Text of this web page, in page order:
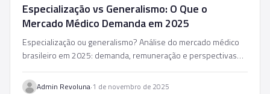
Especialização vs Generalismo: O Que o
Mercado Médico Demanda em 2025
Especialização ou generalismo? Análise do mercado médico
brasileiro em 2025: demanda, remuneração e perspectivas
Admin Revoluna·1 de novembro de 2025